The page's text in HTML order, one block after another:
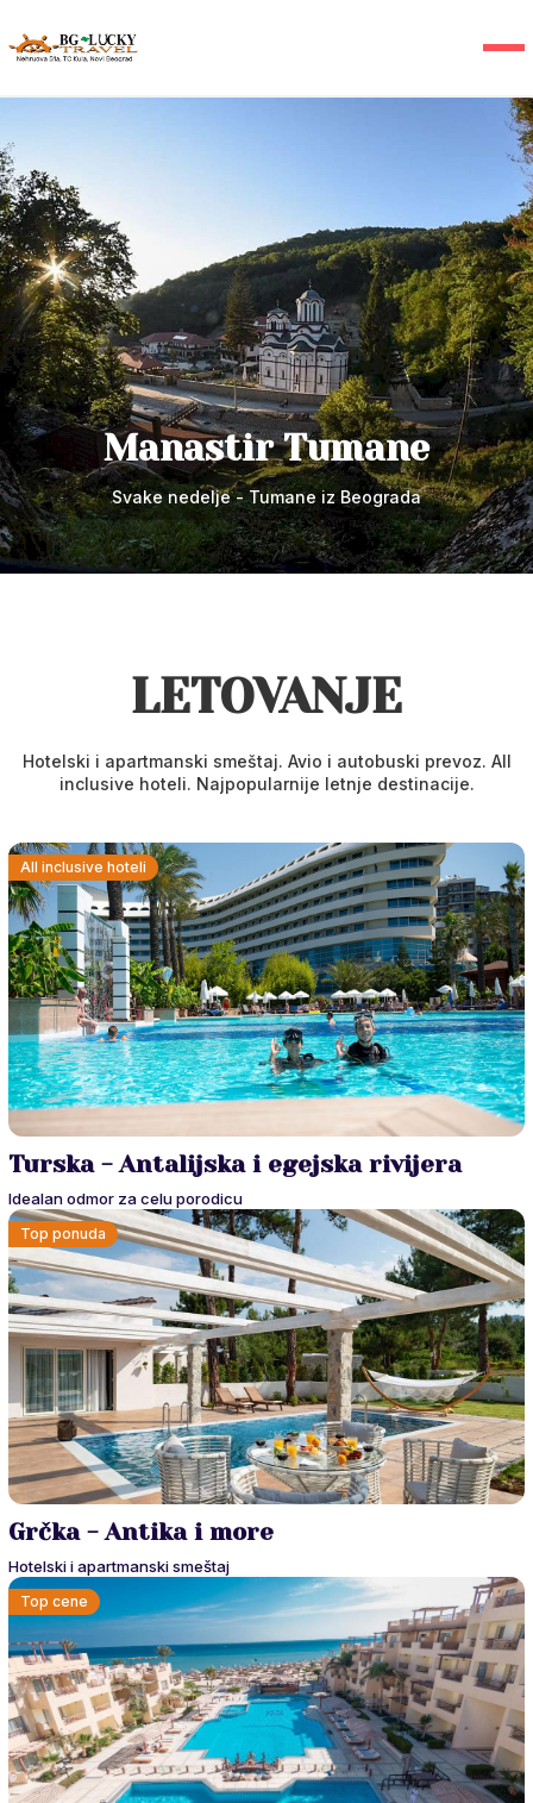
Manastir Ostrog
Svake nedelje - Ostrog iz Beograda
LETOVANJE
Hotelski i apartmanski smeštaj. Avio i autobuski prevoz. All
inclusive hoteli. Najpopularnije letnje destinacije.
All inclusive hoteli
Turska - Antalijska i egejska rivijera
Idealan odmor za celu porodicu
Top ponuda
Grčka - Antika i more
Hotelski i apartmanski smeštaj
Top cene